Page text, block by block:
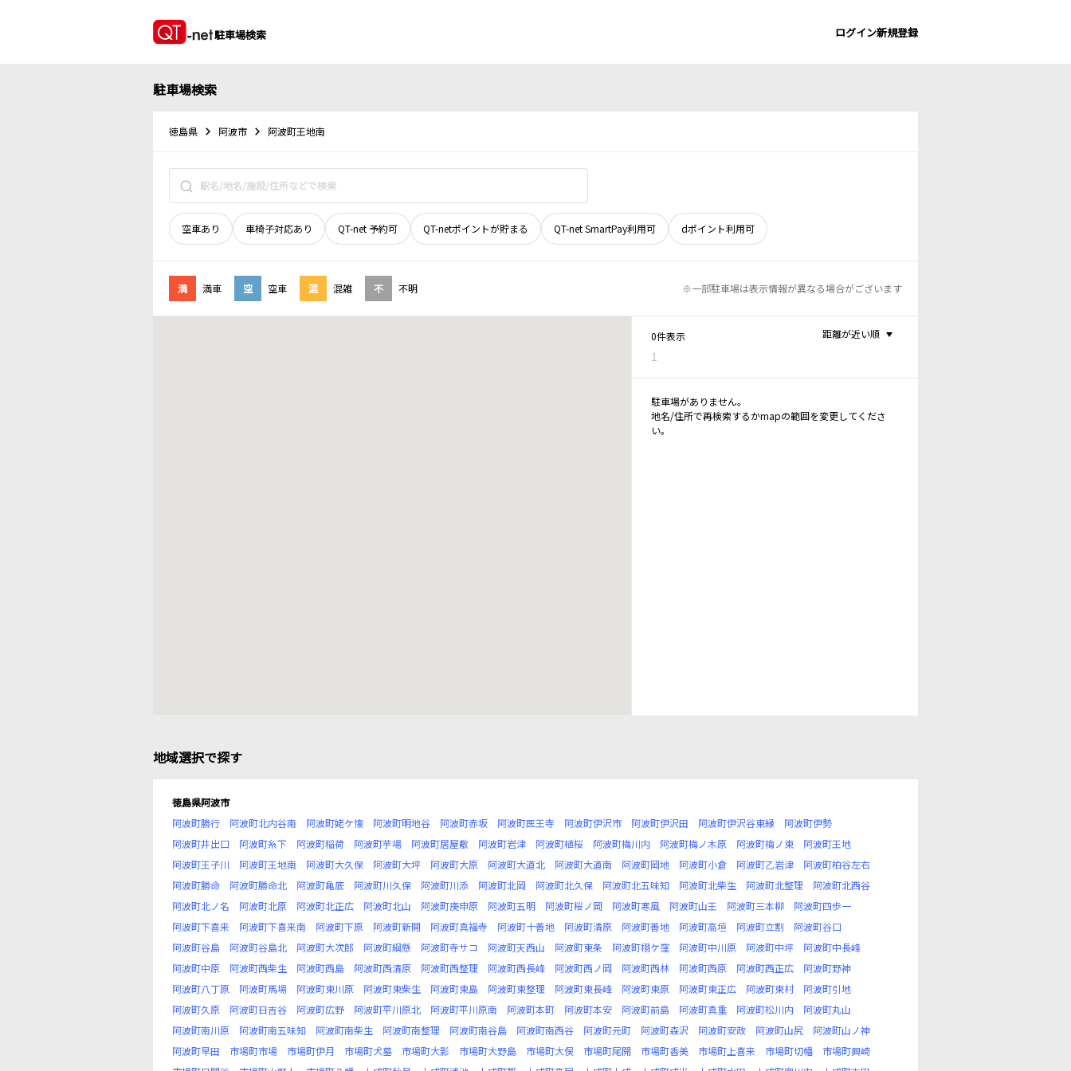
駐車場検索 ログイン新規登録
駐車場検索
徳島県 阿波市 阿波町王地南
空車あり 車椅子対応あり QT-net 予約可 QT-netポイントが貯まる QT-net SmartPay利用可 dポイント利用可
満 満車 空 空車 混 混雑 不 不明 ※一部駐車場は表示情報が異なる場合がございます
0件表示
1
距離が近い順
駐車場がありません。
地名/住所で再検索するかmapの範囲を変更してくださ
い。
地域選択で探す
徳島県阿波市
阿波町勝行
阿波町北内谷南 阿波町姥ケ懐 阿波町明地谷 阿波町赤坂 阿波町医王寺 阿波町伊沢市 阿波町伊沢田 阿波町伊沢谷東縁
阿波町伊勢
阿波町井出口
阿波町糸下 阿波町稲荷 阿波町芋場 阿波町居屋敷 阿波町岩津 阿波町植桜 阿波町梅川内 阿波町梅ノ木原 阿波町梅ノ東
阿波町王地
阿波町王子川
阿波町王地南 阿波町大久保 阿波町大坪 阿波町大原 阿波町大道北 阿波町大道南 阿波町岡地 阿波町小倉 阿波町乙岩津
阿波町柏谷左右
阿波町勝命
阿波町勝命北 阿波町亀底 阿波町川久保 阿波町川添 阿波町北岡 阿波町北久保 阿波町北五味知 阿波町北柴生 阿波町北整理
阿波町北西谷
阿波町北ノ名
阿波町北原 阿波町北正広 阿波町北山 阿波町庚申原 阿波町五明 阿波町桜ノ岡 阿波町寒風 阿波町山王 阿波町三本柳
阿波町四歩一
阿波町下喜来
阿波町下喜来南 阿波町下原 阿波町新開 阿波町真福寺 阿波町十善地 阿波町清原 阿波町善地 阿波町高垣 阿波町立割
阿波町谷口
阿波町谷島
阿波町谷島北 阿波町大次郎 阿波町綱懸 阿波町寺サコ 阿波町天西山 阿波町東条 阿波町栩ケ窪 阿波町中川原 阿波町中坪
阿波町中長峰
阿波町中原
阿波町西柴生 阿波町西島 阿波町西清原 阿波町西整理 阿波町西長峰 阿波町西ノ岡 阿波町西林 阿波町西原 阿波町西正広
阿波町野神
阿波町八丁原
阿波町馬場 阿波町東川原 阿波町東柴生 阿波町東島 阿波町東整理 阿波町東長峰 阿波町東原 阿波町東正広 阿波町東村
阿波町引地
阿波町久原
阿波町日吉谷 阿波町広野 阿波町平川原北 阿波町平川原南 阿波町本町 阿波町本安 阿波町前島 阿波町真重 阿波町松川内
阿波町丸山
阿波町南川原
阿波町南五味知 阿波町南柴生 阿波町南整理 阿波町南谷島 阿波町南西谷 阿波町元町 阿波町森沢 阿波町安政 阿波町山尻
阿波町山ノ神
阿波町早田
市場町市場 市場町伊月 市場町犬墓 市場町大影 市場町大野島 市場町大俣 市場町尾開 市場町香美 市場町上喜来 市場町切幡
市場町興崎